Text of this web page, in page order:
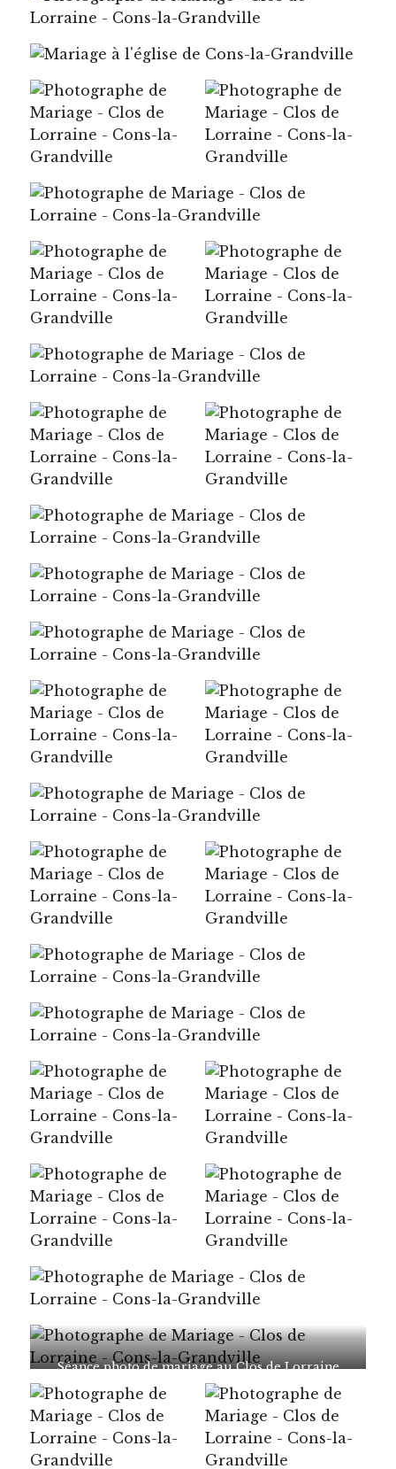
Séance photo de mariage au Clos de Lorraine